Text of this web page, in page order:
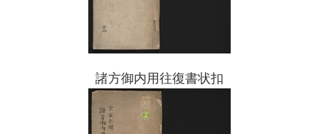
諸方御内用往復書状扣